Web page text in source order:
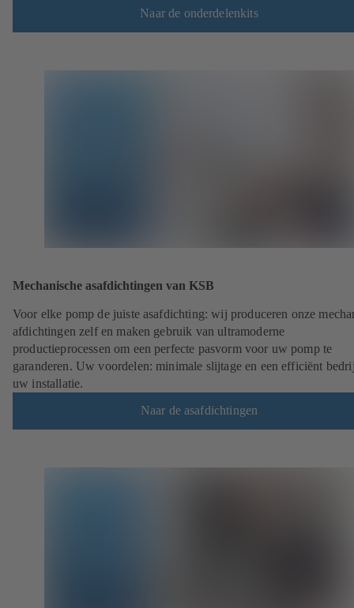
Naar de onderdelenkits
Mechanische asafdichtingen van KSB
Voor elke pomp de juiste asafdichting: wij produceren onze
afdichtingen zelf en maken gebruik van ultramoderne
productieprocessen om een perfecte pasvorm voor uw pomp te
garanderen. Uw voordelen: minimale slijtage en een efficiënt
uw installatie.
Naar de asafdichtingen